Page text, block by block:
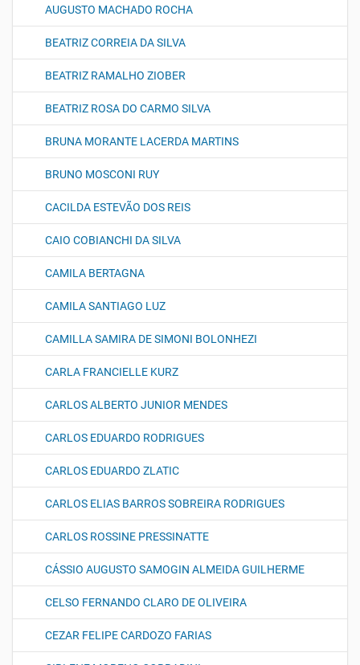
AUGUSTO MACHADO ROCHA
BEATRIZ CORREIA DA SILVA
BEATRIZ RAMALHO ZIOBER
BEATRIZ ROSA DO CARMO SILVA
BRUNA MORANTE LACERDA MARTINS
BRUNO MOSCONI RUY
CACILDA ESTEVÃO DOS REIS
CAIO COBIANCHI DA SILVA
CAMILA BERTAGNA
CAMILA SANTIAGO LUZ
CAMILLA SAMIRA DE SIMONI BOLONHEZI
CARLA FRANCIELLE KURZ
CARLOS ALBERTO JUNIOR MENDES
CARLOS EDUARDO RODRIGUES
CARLOS EDUARDO ZLATIC
CARLOS ELIAS BARROS SOBREIRA RODRIGUES
CARLOS ROSSINE PRESSINATTE
CÁSSIO AUGUSTO SAMOGIN ALMEIDA GUILHERME
CELSO FERNANDO CLARO DE OLIVEIRA
CEZAR FELIPE CARDOZO FARIAS